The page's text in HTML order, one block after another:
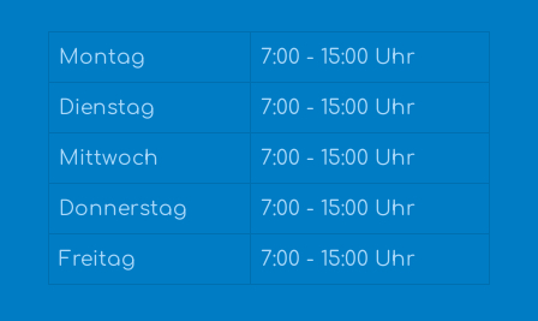
Montag 7:00 - 15:00 Uhr
Dienstag 7:00 - 15:00 Uhr
Mittwoch 7:00 - 15:00 Uhr
Donnerstag 7:00 - 15:00 Uhr
Freitag 7:00 - 15:00 Uhr